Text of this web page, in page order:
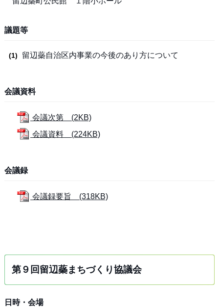
議題等
留辺蘂自治区内事業の今後のあり方について
会議資料
会議次第 (2KB)
会議資料 (224KB)
会議録
会議録要旨 (318KB)
第９回留辺蘂まちづくり協議会
日時・会場